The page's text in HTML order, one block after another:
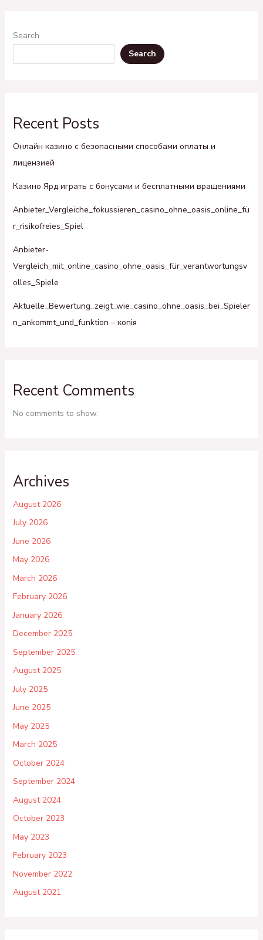
Search
Search
Recent Posts
Онлайн казино с безопасными способами оплаты и
лицензией
Казино Ярд играть с бонусами и бесплатными вращениями
Anbieter_Vergleiche_fokussieren_casino_ohne_oasis_online_fü
r_risikofreies_Spiel
Anbieter-
Vergleich_mit_online_casino_ohne_oasis_für_verantwortungsv
olles_Spiele
Aktuelle_Bewertung_zeigt_wie_casino_ohne_oasis_bei_Spieler
n_ankommt_und_funktion – копія
Recent Comments
No comments to show.
Archives
August 2026
July 2026
June 2026
May 2026
March 2026
February 2026
January 2026
December 2025
September 2025
August 2025
July 2025
June 2025
May 2025
March 2025
October 2024
September 2024
August 2024
October 2023
May 2023
February 2023
November 2022
August 2021